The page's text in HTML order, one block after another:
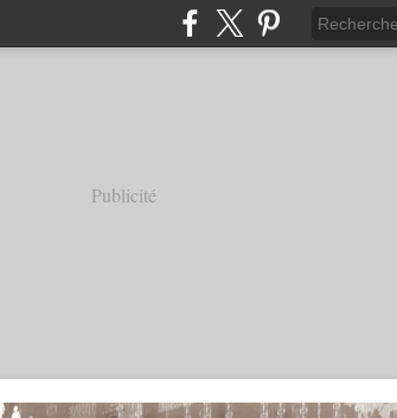
Publicité